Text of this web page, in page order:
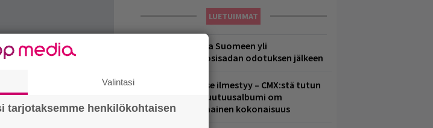
myös
LUETUIMMAT
Weezer palaa Suomeen yli
neljännesvuosisadan odotuksen jälkeen
Huomenna se ilmestyy – CMX:stä tutun
A.W. Yrjänän uutuusalbumi om
mammuttimainen kokonaisuus
Valintasi
tarjotaksemme henkilökohtaisen